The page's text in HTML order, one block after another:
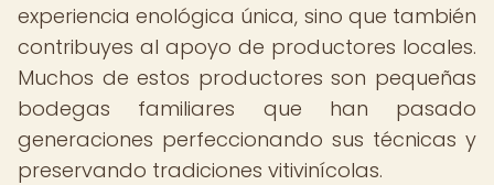
experiencia enológica única, sino que también
contribuyes al apoyo de productores locales.
Muchos de estos productores son pequeñas
bodegas familiares que han pasado
generaciones perfeccionando sus técnicas y
preservando tradiciones vitivinícolas.